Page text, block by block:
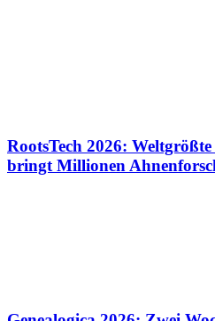
RootsTech 2026:
bringt Millionen